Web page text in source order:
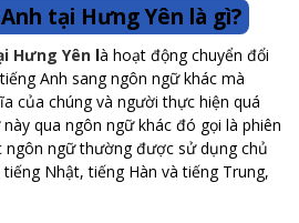
tại Hưng Yên là gì?
Hưng Yên là hoạt động chuyển đổi
Anh sang ngôn ngữ khác mà
của chúng và người thực hiện quá
qua ngôn ngữ khác đó gọi là phiên
ngôn ngữ thường được sử dụng chủ
Nhật, tiếng Hàn và tiếng Trung,